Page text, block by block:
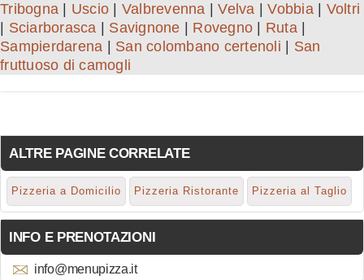
Tribogna
Uscio Valbrevenna |Velva |Vobbia| Voltri
Sciarborasca Savignone Rovegno Ruta|
Sampierdarena
San colombano certenoli
San
fruttuoso di camogli
ALTRE PAGINE CORRELATE
Pizzeria a Domicilio Pizzeria Ristorante Pizzeria al Taglio
INFO E PRENOTAZIONI
info@menupizza.it